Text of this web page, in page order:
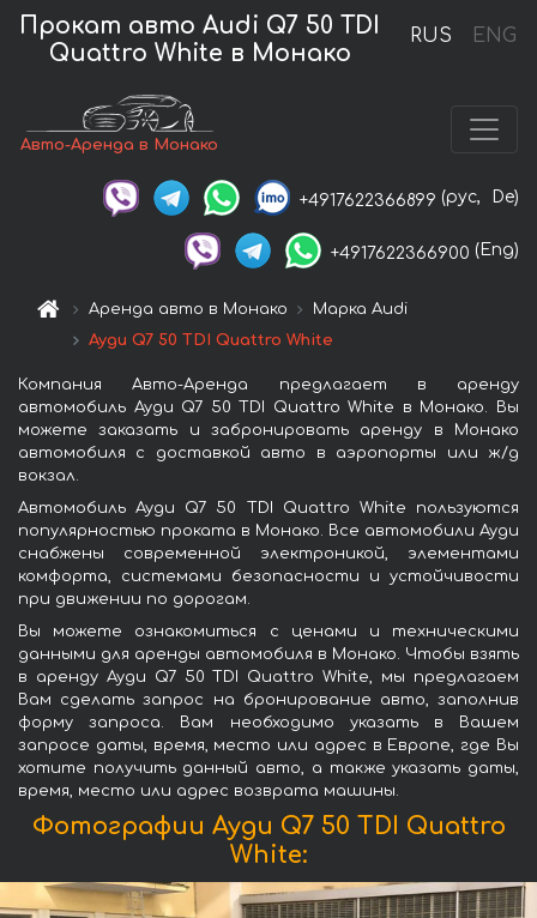
RUS ENG
Прокат авто Audi Q7 50 TDI
Quattro White в Монако
Авто-Аренда в Монако
+4917622366899 (рус, De)
+4917622366900 (Eng)
Аренда авто в Монако
Марка Audi
Ауди Q7 50 TDI Quattro White
Компания Авто-Аренда предлагает в аренду
автомобиль Ауди Q7 50 TDI Quattro White в Монако. Вы
можете заказать и забронировать аренду в Монако
автомобиля с доставкой авто в аэропорты или ж/д
вокзал.
Автомобиль Ауди Q7 50 TDI Quattro White пользуются
популярностью проката в Монако. Все автомобили Ауди
снабжены современной электроникой, элементами
комфорта, системами безопасности и устойчивости
при движении по дорогам.
Вы можете ознакомиться с ценами и техническими
данными для аренды автомобиля в Монако. Чтобы взять
в аренду Ауди Q7 50 TDI Quattro White, мы предлагаем
Вам сделать запрос на бронирование авто, заполнив
форму запроса. Вам необходимо указать в Вашем
запросе даты, время, место или адрес в Европе, где Вы
хотите получить данный авто, а также указать даты,
время, место или адрес возврата машины.
Фотографии Ауди Q7 50 TDI Quattro
White: